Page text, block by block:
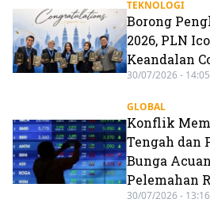
TEKNOLOGI
Borong
2026, PLN
Keandalan
30/07/2026 - 14:05
GLOBAL
Konflik
Tengah dan
Bunga
Pelemahan
30/07/2026 - 13:16